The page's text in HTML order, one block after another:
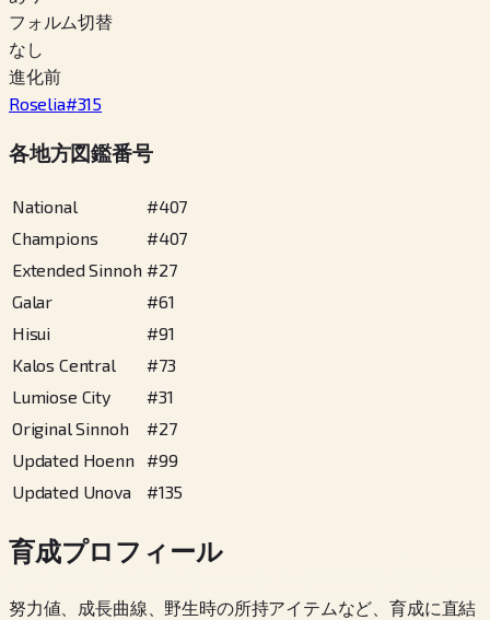
フォルム切替
なし
進化前
Roselia#315
各地方図鑑番号
National #407
Champions
#407
Extended Sinnoh #27
Galar
#61
Hisui
#91
Kalos Central
#73
Lumiose City
#31
Original Sinnoh
#27
Updated Hoenn #99
Updated Unova
#135
育成プロフィール
努力値、成長曲線、野生時の所持アイテムなど、育成に直結